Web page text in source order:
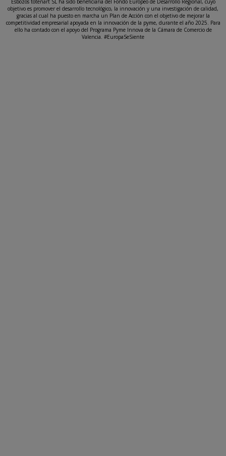
objetivo es promover el desarrollo tecnológico, la innovación y una investigación de calidad,
gracias al cual ha puesto en marcha un Plan de Acción con el objetivo de mejorar la
competitividad empresarial apoyada en la innovación de la pyme, durante el año 2025. Para
ello ha contado con el apoyo del Programa Pyme Innova de la Cámara de Comercio de
Valencia. #EuropaSeSiente